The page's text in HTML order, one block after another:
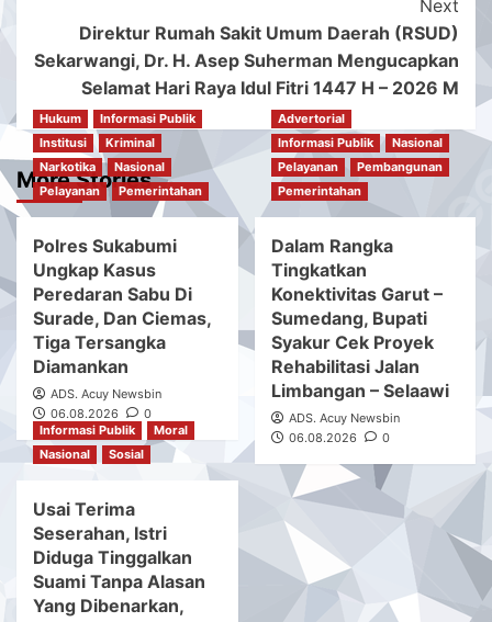
Next
Direktur Rumah Sakit Umum Daerah (RSUD)
Sekarwangi, Dr. H. Asep Suherman Mengucapkan
Selamat Hari Raya Idul Fitri 1447 H – 2026 M
More Stories
Hukum
Informasi Publik
Institusi
Kriminal
Narkotika
Nasional
Pelayanan
Pemerintahan
Polres Sukabumi
Ungkap Kasus
Peredaran Sabu Di
Surade, Dan Ciemas,
Tiga Tersangka
Diamankan
ADS. Acuy Newsbin
06.08.2026
0
Advertorial
Informasi Publik
Nasional
Pelayanan
Pembangunan
Pemerintahan
Dalam Rangka
Tingkatkan
Konektivitas Garut –
Sumedang, Bupati
Syakur Cek Proyek
Rehabilitasi Jalan
Limbangan – Selaawi
ADS. Acuy Newsbin
06.08.2026
0
Informasi Publik
Moral
Nasional
Sosial
Usai Terima
Seserahan, Istri
Diduga Tinggalkan
Suami Tanpa Alasan
Yang Dibenarkan,